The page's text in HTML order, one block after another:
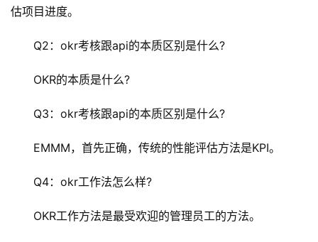
估项目进度。
Q2：okr考核跟api的本质区别是什么?
OKR的本质是什么?
Q3：okr考核跟api的本质区别是什么?
EMMM，首先正确，传统的性能评估方法是KPI。
Q4：okr工作法怎么样?
OKR工作方法是最受欢迎的管理员工的方法。